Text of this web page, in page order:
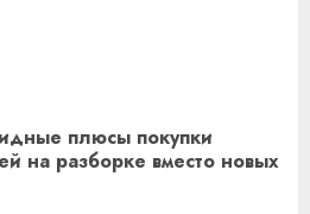
плюсы покупки
на разборке вместо новых